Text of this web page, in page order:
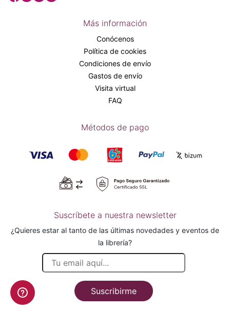
Más información
Conócenos
Política de cookies
Condiciones de envío
Gastos de envío
Visita virtual
FAQ
Métodos de pago
Suscríbete a nuestra newsletter
¿Quieres estar al tanto de las últimas novedades y eventos de
la librería?
Suscribirme